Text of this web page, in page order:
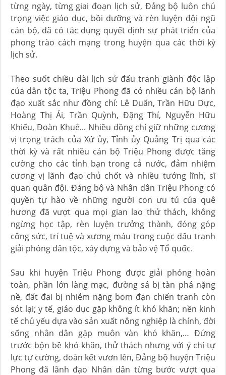
từng ngày, từng giai đoạn lịch sử, Đảng bộ luôn chú
trọng việc giáo dục, bồi dưỡng và rèn luyện đội ngũ
cán bộ, đã có tác dụng quyết định sự phát triển của
phong trào cách mạng trong huyện qua các thời kỳ
lịch sử.
Theo suốt chiều dài lịch sử đấu tranh giành độc lập
của dân tộc ta, Triệu Phong đã có nhiều cán bộ lãnh
đạo xuất sắc như đồng chí: Lê Duẩn, Trần Hữu Dực,
Hoàng Thị Ái, Trần Quỳnh, Đặng Thí, Nguyễn Hữu
Khiếu, Đoàn Khuê... Nhiều đồng chí giữ những cương
vị trọng trách của Xứ ủy, Tỉnh ủy Quảng Trị qua các
thời kỳ và rất nhiều cán bộ Triệu Phong được tăng
cường cho các tỉnh bạn trong cả nước, đảm nhiệm
cương vị lãnh đạo chủ chốt và nhiều tướng lĩnh, sĩ
quan quân đội. Đảng bộ và Nhân dân Triệu Phong có
quyền tự hào về những người con ưu tú của quê
hương đã vượt qua mọi gian lao thử thách, không
ngừng học tập, rèn luyện trưởng thành, đóng góp
công sức, trí tuệ và xương máu trong cuộc đấu tranh
giải phóng dân tộc, xây dựng và bảo vệ Tổ quốc.
Sau khi huyện Triệu Phong được giải phóng hoàn
toàn, phần lớn làng mạc, đường sá bị tàn phá nặng
nề, đất đai bị nhiễm nặng bom đạn chiến tranh còn
sót lại; y tế, giáo dục gặp không ít khó khăn; nền kinh
tế chủ yếu dựa vào sản xuất nông nghiệp là chính, đời
sống nhân dân gặp muôn vàn khó khăn,… Đứng
trước bộn bề khó khăn, thử thách nhưng với ý chí tự
lực tự cường, đoàn kết vươn lên, Đảng bộ huyện Triệu
Phong đã lãnh đạo Nhân dân từng bước vượt qua